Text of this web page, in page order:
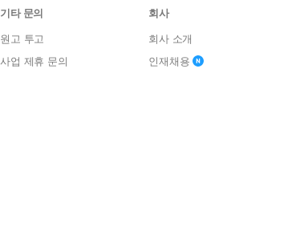
기타 문의
원고 투고
사업 제휴 문의
회사
회사 소개
인재채용